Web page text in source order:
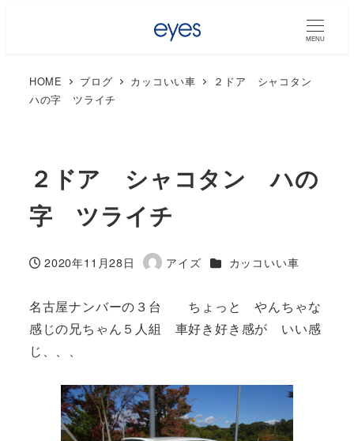
MENU
HOME ブログ カッコいい車
２ドア シャコタン
ハの字 ツライチ
２ドア シャコタン ハの
字 ツライチ
投稿日
2020年11月28日
著
アイズ カテゴリー
カッコいい車
名古屋ナンバーの３台 ちょっと やんちゃな
感じの兄ちゃん５人組 車好き好き感が いい感
じ、、、